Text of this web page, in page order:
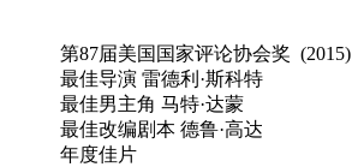
第87届美国国家评论协会奖 (2015)
最佳导演 雷德利·斯科特
最佳男主角 马特·达蒙
最佳改编剧本 德鲁·高达
年度佳片